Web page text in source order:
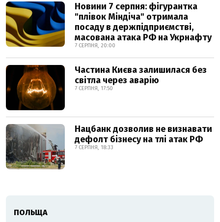
Новини 7 серпня: фігурантка
"плівок Міндіча" отримала
посаду в держпідприємстві,
масована атака РФ на Укрнафту
7 СЕРПНЯ, 20:00
Частина Києва залишилася без
світла через аварію
7 СЕРПНЯ, 17:50
Нацбанк дозволив не визнавати
дефолт бізнесу на тлі атак РФ
7 СЕРПНЯ, 18:33
ПОЛЬЩА